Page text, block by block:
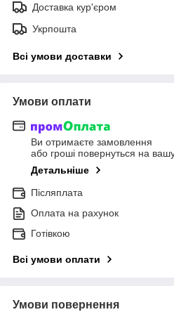
Доставка кур'єром
Укрпошта
Всі умови доставки
Умови оплати
Ви отримаєте замовлення
або гроші повернуться на
Детальніше
Післяплата
Оплата на рахунок
Готівкою
Всі умови оплати
Умови повернення